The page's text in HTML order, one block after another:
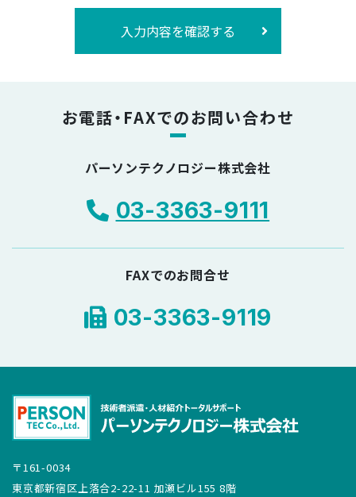
入力内容を確認する
お電話・FAXでのお問い合わせ
パーソンテクノロジー株式会社
03-3363-9111
FAXでのお問合せ
03-3363-9119
〒161-0034
東京都新宿区上落合2-22-11 加瀬ビル155 8階